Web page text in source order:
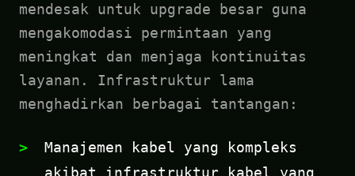
mendesak untuk upgrade besar guna
mengakomodasi permintaan yang
meningkat dan menjaga kontinuitas
layanan. Infrastruktur lama
menghadirkan berbagai tantangan:
Manajemen kabel yang kompleks
akibat infrastruktur kabel yang